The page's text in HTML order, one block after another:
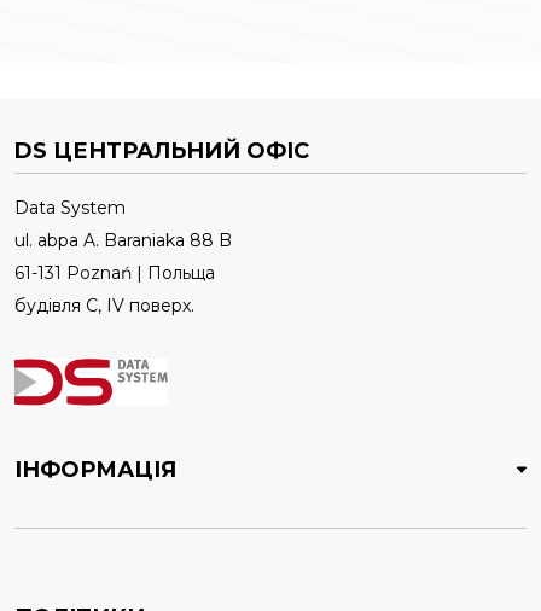
DS ЦЕНТРАЛЬНИЙ ОФІС
Data System
ul. abpa A. Baraniaka 88 B
61-131 Poznań | Польща
будівля C, IV поверх.
ІНФОРМАЦІЯ